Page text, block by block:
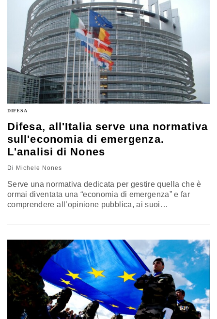
commento di Michele Nones, vicepresidente dell’Istituto
affari internazionali
DIFESA
Difesa, all'Italia serve una normativa
sull'economia di emergenza.
L'analisi di Nones
Di Michele Nones
Serve una normativa dedicata per gestire quella che è
ormai diventata una “economia di emergenza” e far
comprendere all’opinione pubblica, ai suoi
strumenti più validi per contenerlo. L’analisi di Michele
Nones, vicepresidente dell’Istituto affari internazionali,
nella quarta e ultima parte di una riflessione a puntate
sulla Difesa europea